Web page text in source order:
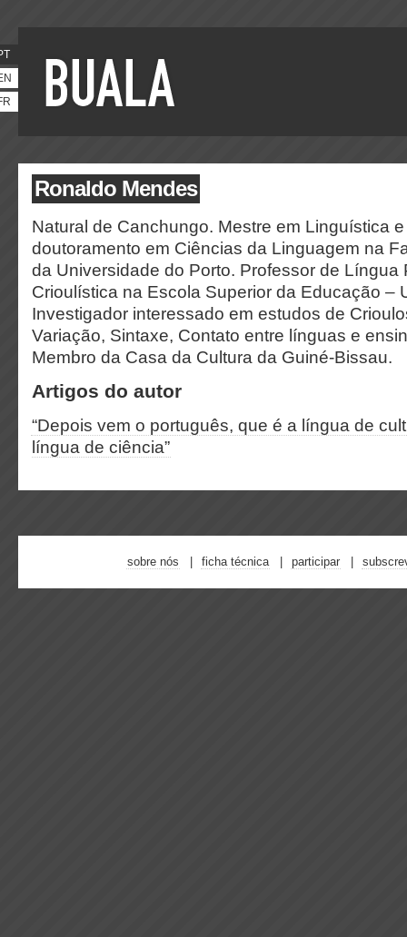
Ronaldo Mendes
Natural de Canchungo. Mestre em Linguística
doutoramento em Ciências da Linguagem na
da Universidade do Porto. Professor de Língua
Crioulística na Escola Superior da Educação –
Investigador interessado em estudos de
Variação, Sintaxe, Contato entre línguas e
Membro da Casa da Cultura da Guiné-Bissau.
Artigos do autor
“Depois vem o português, que é a língua de
língua de ciência”
sobre nós ficha técnica participar